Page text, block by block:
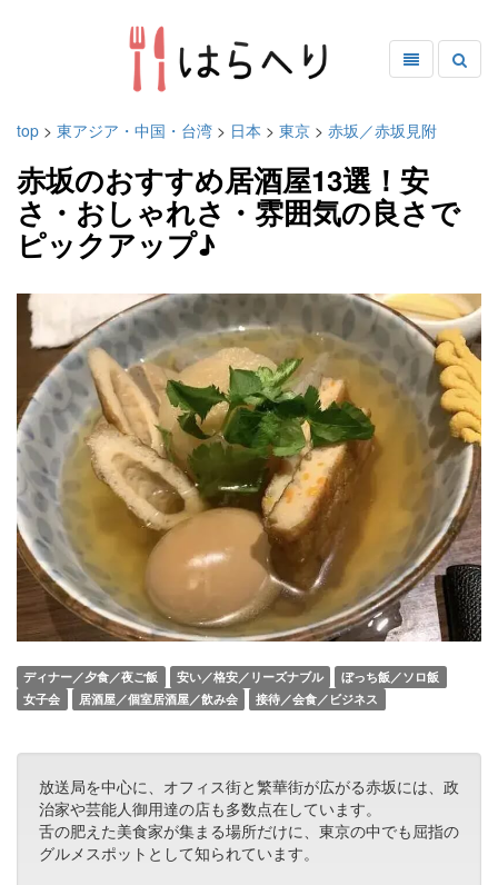
top > 東アジア・中国・台湾 > 日本 > 東京 > 赤坂／赤坂見附
赤坂のおすすめ居酒屋13選！安
さ・おしゃれさ・雰囲気の良さで
ピックアップ♪
ディナー／夕食／夜ご飯 安い／格安／リーズナブル
ぼっち飯／ソロ飯
女子会
居酒屋／個室居酒屋／飲み会 接待／会食／ビジネス
放送局を中心に、オフィス街と繁華街が広がる赤坂には、政
治家や芸能人御用達の店も多数点在しています。
舌の肥えた美食家が集まる場所だけに、東京の中でも屈指の
グルメスポットとして知られています。